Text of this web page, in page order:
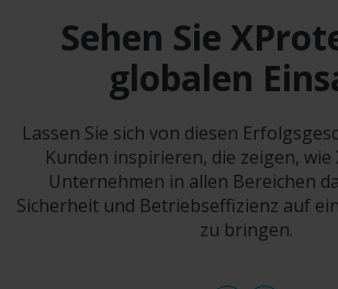
Sehen Sie
globalen
Lassen Sie sich von diesen
Kunden inspirieren, die zeigen, wie
Unternehmen in allen Bereichen
Sicherheit und Betriebseffizienz auf
zu bringen.